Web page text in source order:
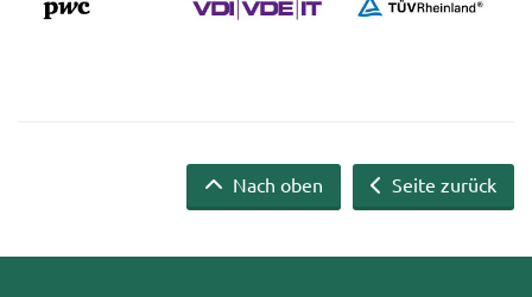
Seite zurück
Nach oben